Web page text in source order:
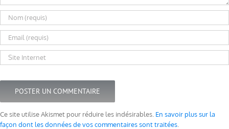
Ce site utilise Akismet pour réduire les indésirables. En savoir plus sur la
façon dont les données de vos commentaires sont traitées